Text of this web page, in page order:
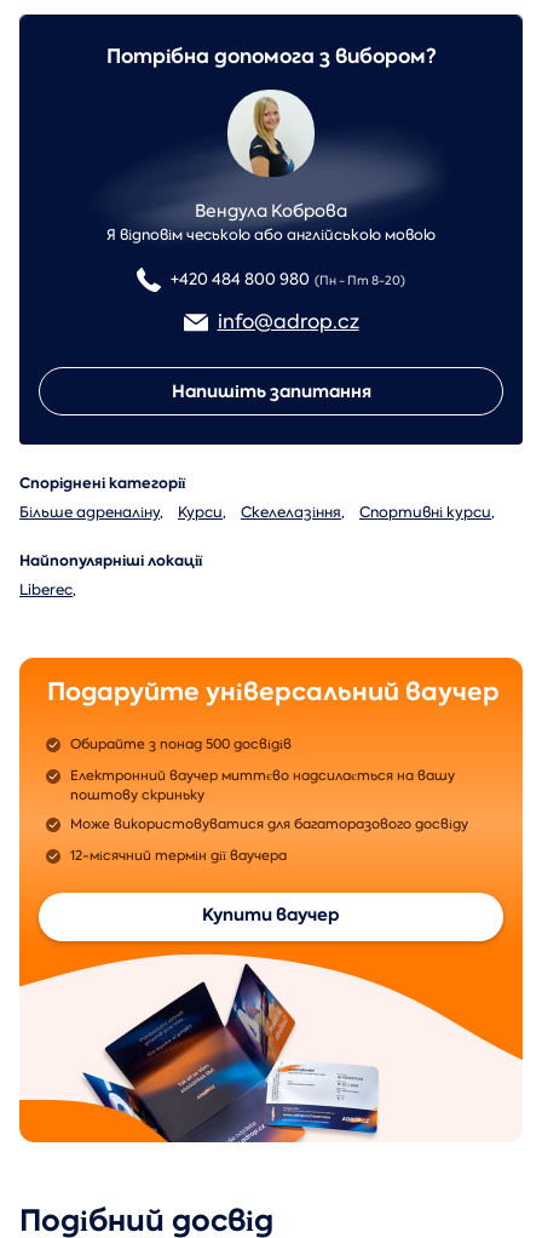
Потрібна допомога з вибором?
Вендула Коброва
Я відповім чеською або англійською мовою
+420 484 800 980 (Пн - Пт 8-20)
info@adrop.cz
Напишіть запитання
Споріднені категорії
Більше адреналіну, Курси, Скелелазіння, Спортивні курси,
Найпопулярніші локації
Liberec,
Подаруйте універсальний ваучер
Обирайте з понад 500 досвідів
Електронний ваучер миттєво надсилається на вашу
поштову скриньку
Може використовуватися для багаторазового досвіду
12-місячний термін дії ваучера
Купити ваучер
Подібний досвід